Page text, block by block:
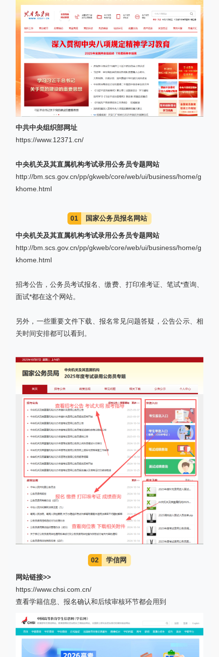
中共中央组织部网址
https://www.12371.cn/
中央机关及其直属机构考试录用公务员专题网站
http://bm.scs.gov.cn/pp/gkweb/core/web/ui/business/home/g
khome.html
01 国家公务员报名网站
中央机关及其直属机构考试录用公务员专题网站
http://bm.scs.gov.cn/pp/gkweb/core/web/ui/business/home/g
khome.html
招考公告，公务员考试报名、缴费、打印准考证、笔试*查询、
面试*都在这个网站。
另外，一些重要文件下载、报名常见问题答疑，公告公示、相
关时间安排都可以看到。
02 学信网
网站链接>>
https://www.chsi.com.cn/
查看学籍信息、报名确认和后续审核环节都会用到